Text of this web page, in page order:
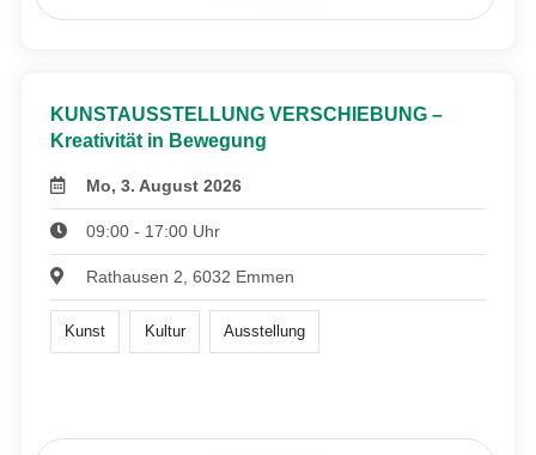
KUNSTAUSSTELLUNG VERSCHIEBUNG –
Kreativität in Bewegung
Mo, 3. August 2026
09:00 - 17:00 Uhr
Rathausen 2, 6032 Emmen
Kunst Kultur Ausstellung